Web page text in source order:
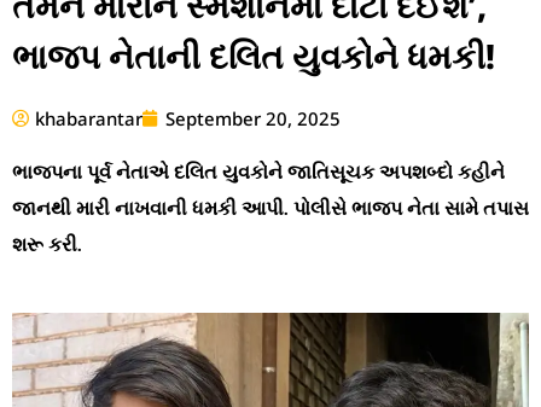
ભાજપ નેતાની દલિત યુવકોને ધમકી!
khabarantar September 20, 2025
ભાજપના પૂર્વ નેતાએ દલિત યુવકોને જાતિસૂચક અપશબ્દો કહીને
જાનથી મારી નાખવાની ધમકી આપી. પોલીસે ભાજપ નેતા સામે તપાસ
શરૂ કરી.